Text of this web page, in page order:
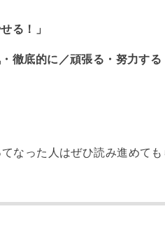
る！」
徹底的に／頑張る・努力する
なった人はぜひ読み進めても